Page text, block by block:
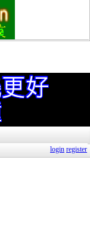
login register